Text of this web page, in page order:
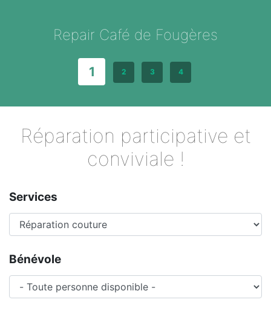
Repair Café de Fougères
1 2 3 4
Réparation participative et
conviviale !
Services
Bénévole